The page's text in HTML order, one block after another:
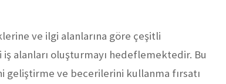
ve ilgi alanlarına göre çeşitli
alanları oluşturmayı hedeflemektedir. Bu
geliştirme ve becerilerini kullanma fırsatı